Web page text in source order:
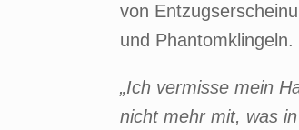
von
und Phantomklingeln.
„Ich vermisse mein
nicht mehr mit, was